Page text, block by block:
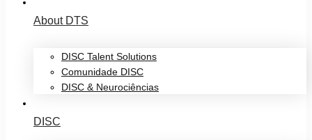
About DTS
DISC Talent Solutions
Comunidade DISC
DISC & Neurociências
DISC